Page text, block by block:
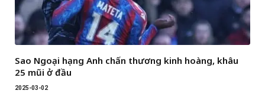
Sao Ngoại hạng Anh chấn thương kinh hoàng, khâu
25 mũi ở đầu
2025-03-02